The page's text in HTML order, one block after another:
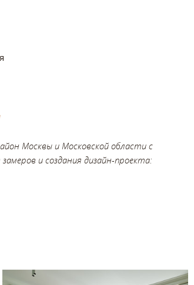
Москвы и Московской области с
и создания дизайн-проекта: